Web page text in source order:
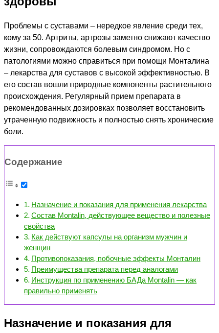
Проблемы с суставами – нередкое явление среди тех,
кому за 50. Артриты, артрозы заметно снижают качество
жизни, сопровождаются болевым синдромом. Но с
патологиями можно справиться при помощи Монталина
– лекарства для суставов с высокой эффективностью. В
его состав вошли природные компоненты растительного
происхождения. Регулярный прием препарата в
рекомендованных дозировках позволяет восстановить
утраченную подвижность и полностью снять хронические
боли.
Содержание
Назначение и показания для применения лекарства
Состав Montalin, действующее вещество и полезные
свойства
Как действуют капсулы на организм мужчин и
женщин
Противопоказания, побочные эффекты Монталин
Преимущества препарата перед аналогами
Инструкция по применению БАДа Montalin — как
правильно применять
Назначение и показания для